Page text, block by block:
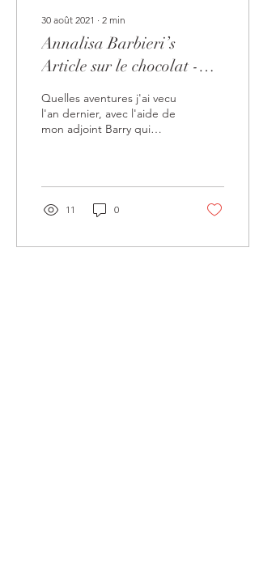
30 août 2021 ∙ 2 min
Annalisa Barbieri’s
Article sur le chocolat -
dans le magazine de
l'Observer 1/8/2021
Quelles aventures j'ai vecu
l'an dernier, avec l'aide de
mon adjoint Barry qui
11 0